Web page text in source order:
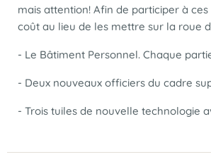
mais attention! Afin de participer à
coût au lieu de les mettre sur la roue
- Le Bâtiment Personnel. Chaque
- Deux nouveaux officiers du cadre
- Trois tuiles de nouvelle technologie